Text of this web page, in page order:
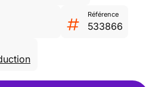
Référence
533866